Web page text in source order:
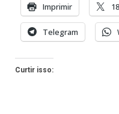
Imprimir
Telegram
Curtir isso: